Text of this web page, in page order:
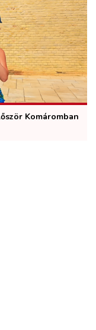
Komáromban